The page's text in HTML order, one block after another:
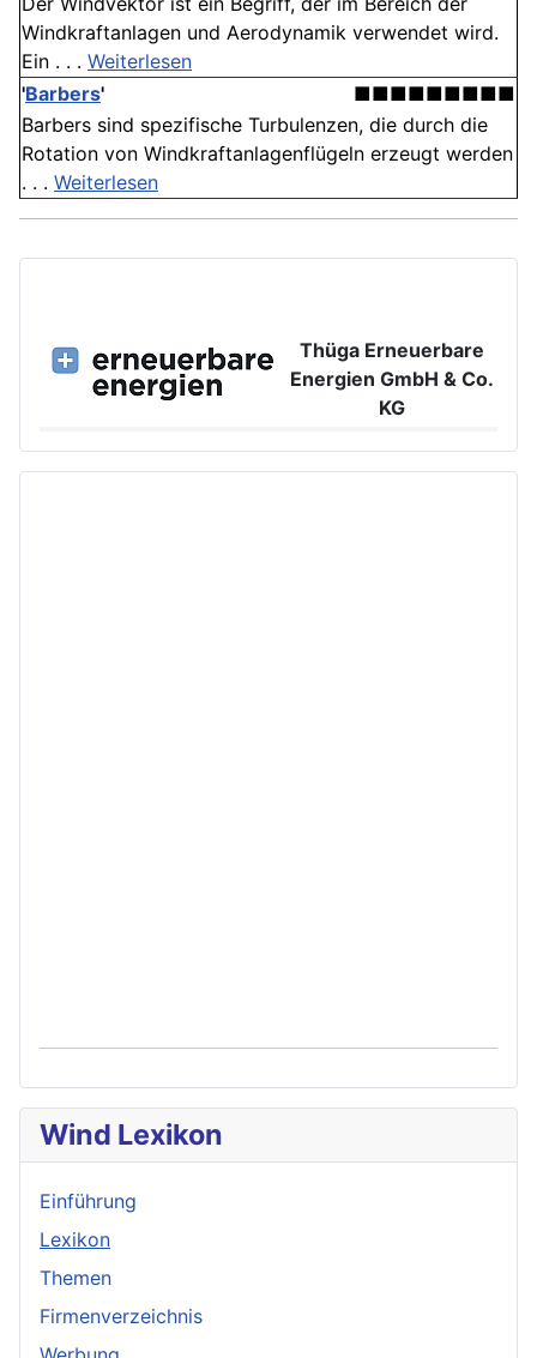
Windkraftanlagen und Aerodynamik verwendet wird.
Ein . . . Weiterlesen
'Barbers'
■■■■■■■■■
Barbers sind spezifische Turbulenzen, die durch die
Rotation von Windkraftanlagenflügeln erzeugt werden
. . . Weiterlesen
Thüga Erneuerbare
Energien GmbH & Co.
KG
www.ee.thuega.de
Wind Lexikon
Einführung
Lexikon
Themen
Firmenverzeichnis